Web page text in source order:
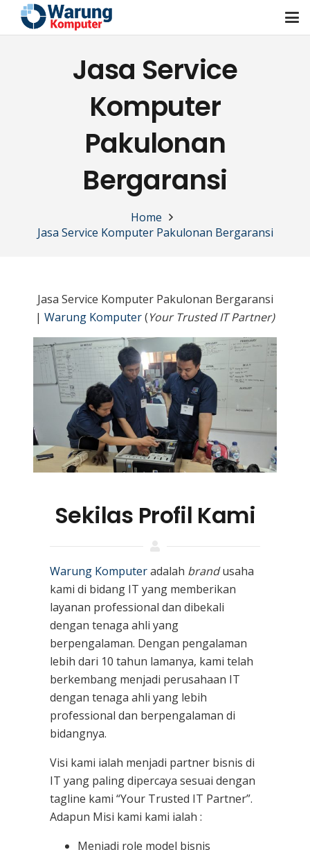
Jasa Service
Komputer
Pakulonan
Bergaransi
Home
Jasa Service Komputer Pakulonan Bergaransi
Jasa Service Komputer Pakulonan Bergaransi
| Warung Komputer(Your Trusted IT Partner)
Sekilas Profil Kami
Warung Komputeradalah brandusaha
kami di bidang IT yang memberikan
layanan professional dan dibekali
dengan tenaga ahli yang
berpengalaman. Dengan pengalaman
lebih dari 10 tahun lamanya, kami telah
berkembang menjadi perusahaan IT
dengan tenaga ahli yang lebih
professional dan berpengalaman di
bidangnya.
Visi kami ialah menjadi partner bisnis di
IT yang paling dipercaya sesuai dengan
tagline kami “Your Trusted IT Partner”.
Adapun Misi kami kami ialah :
Menjadi role model bisnis